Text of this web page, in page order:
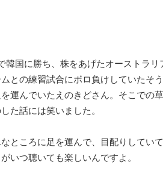
韓国に勝ち、株をあげたオーストラリ
との練習試合にボロ負けしていたそ
運んでいたえのきどさん。そこでの
た話には笑いました。
ところに足を運んで、目配りしてい
いつ聴いても楽しいんですよ。